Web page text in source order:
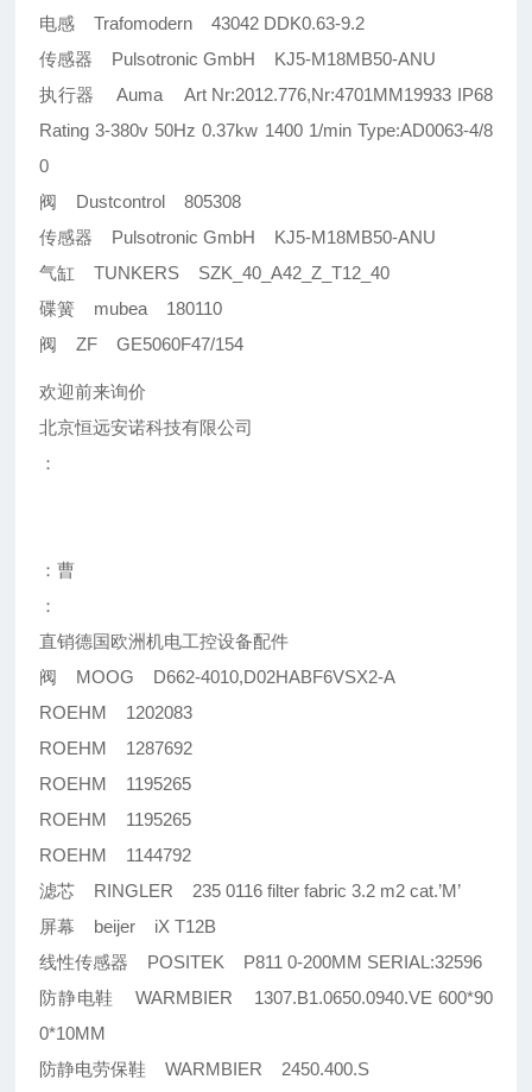
电感 Trafomodern 43042 DDK0.63-9.2
传感器 Pulsotronic GmbH KJ5-M18MB50-ANU
执行器 Auma Art Nr:2012.776,Nr:4701MM19933 IP68
Rating 3-380v 50Hz 0.37kw 1400 1/min Type:AD0063-4/8
0
阀 Dustcontrol 805308
传感器 Pulsotronic GmbH KJ5-M18MB50-ANU
气缸 TUNKERS SZK_40_A42_Z_T12_40
碟簧 mubea 180110
阀 ZF GE5060F47/154
欢迎前来询价
北京恒远安诺科技有限公司
：
：曹
：
直销德国欧洲机电工控设备配件
阀 MOOG D662-4010,D02HABF6VSX2-A
ROEHM 1202083
ROEHM 1287692
ROEHM 1195265
ROEHM 1195265
ROEHM 1144792
滤芯 RINGLER 235 0116 filter fabric 3.2 m2 cat.’M’
屏幕 beijer iX T12B
线性传感器 POSITEK P811 0-200MM SERIAL:32596
防静电鞋 WARMBIER 1307.B1.0650.0940.VE 600*90
0*10MM
防静电劳保鞋 WARMBIER 2450.400.S